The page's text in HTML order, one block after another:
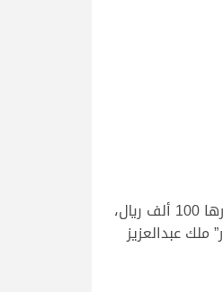
بينما استطاع ناصر فهد عامر السبيعي أن يلحق بركب الفائزين بالرموز في هذا اليوم، بعد أن قدم “ناصر” لينتزع الرمز والوشاح والجائزة المالية وقدرها 100 ألف ريال،
على المركز الثالث “حشار” ملك عبدالعزيز